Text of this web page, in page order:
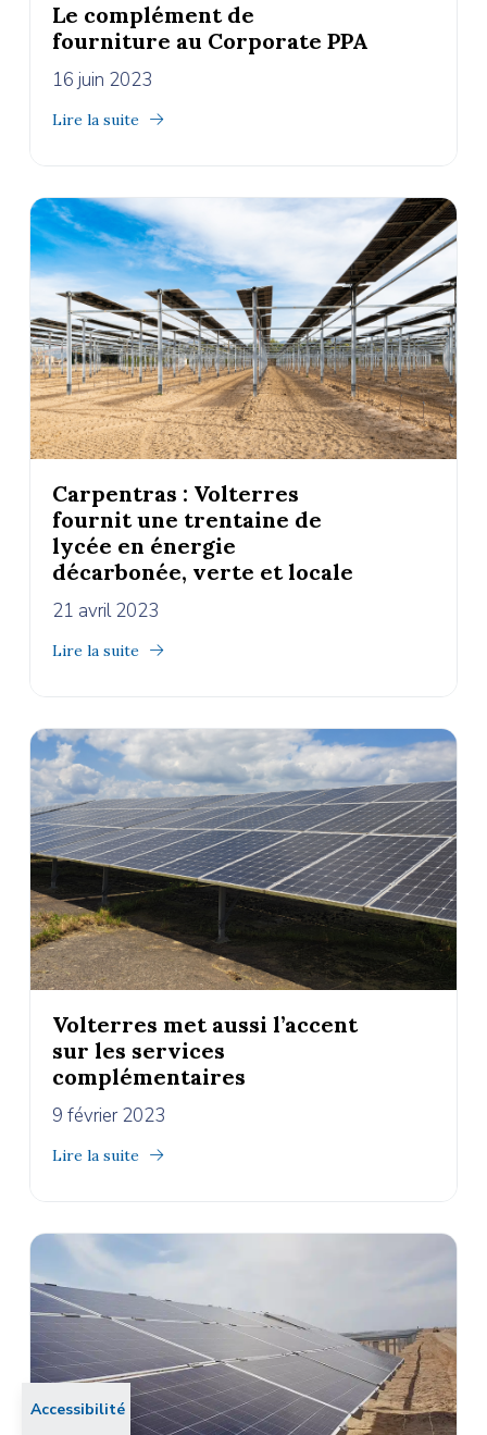
Le complément de
fourniture au Corporate PPA
16 juin 2023
Lire la suite
Carpentras : Volterres
fournit une trentaine de
lycée en énergie
décarbonée, verte et locale
21 avril 2023
Lire la suite
Volterres met aussi l’accent
sur les services
complémentaires
9 février 2023
Lire la suite